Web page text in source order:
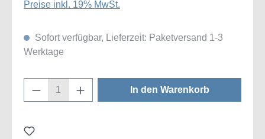
Preise inkl. 19% MwSt.
Sofort verfügbar, Lieferzeit: Paketversand 1-3
Werktage
Produkt Anzahl: Gib den gewünschten
In den Warenkorb